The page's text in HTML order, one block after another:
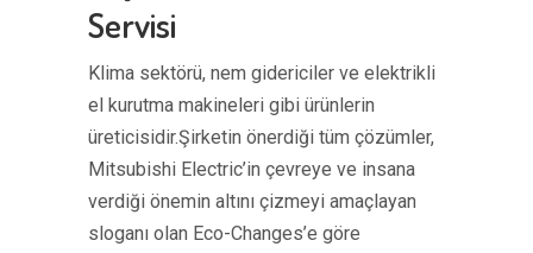
Servisi
Klima sektörü, nem gidericiler ve elektrikli
el kurutma makineleri gibi ürünlerin
üreticisidir.Şirketin önerdiği tüm çözümler,
Mitsubishi Electric’in çevreye ve insana
verdiği önemin altını çizmeyi amaçlayan
sloganı olan Eco-Changes’e göre